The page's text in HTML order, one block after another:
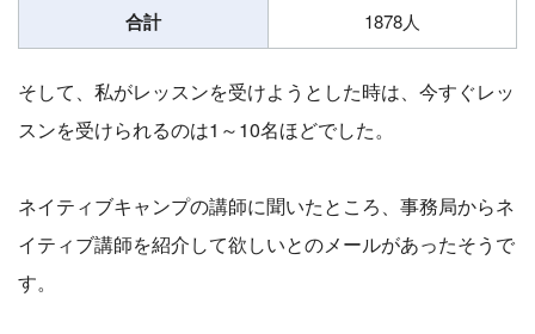
合計 1878人
そして、私がレッスンを受けようとした時は、今すぐレッ
スンを受けられるのは1～10名ほどでした。
ネイティブキャンプの講師に聞いたところ、事務局からネ
イティブ講師を紹介して欲しいとのメールがあったそうで
す。